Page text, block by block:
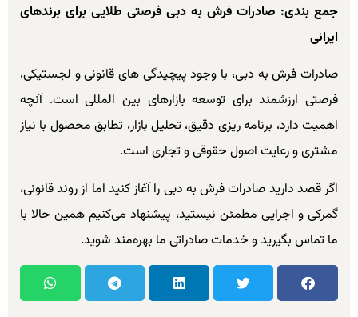
جمع بندی: صادرات فرش به دبی فرصتی طلایی برای برندهای
ایرانی
صادرات فرش به دبی، با وجود پیچیدگی های قانونی و لجستیکی،
فرصتی ارزشمند برای توسعه بازارهای بین المللی است. آنچه
اهمیت دارد، برنامه ریزی دقیق، تحلیل بازار، تطابق محصول با نیاز
مشتری و رعایت اصول حقوقی و تجاری است.
اگر قصد دارید صادرات فرش به دبی را آغاز کنید اما از روند قانونی،
گمرکی و اجرایی مطمئن نیستید، پیشنهاد می‌کنیم همین حالا با
ما تماس بگیرید و خدمات صادراتی ما بهره‌مند شوید.